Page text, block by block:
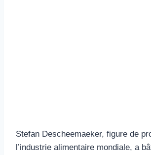
Stefan Descheemaeker, figure de
l’industrie alimentaire mondiale, a